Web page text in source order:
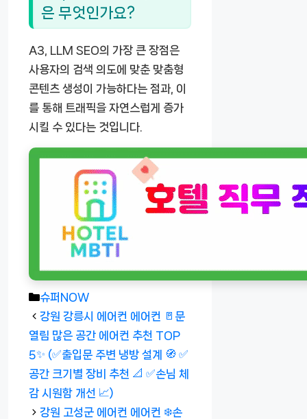
은 무엇인가요?
A3, LLM SEO의 가장 큰 장점은
사용자의 검색 의도에 맞춘 맞춤형
콘텐츠 생성이 가능하다는 점과, 이
를 통해 트래픽을 자연스럽게 증가
시킬 수 있다는 것입니다.
카
테
고
리
슈퍼NOW
강원 강릉시 에어컨 에어컨 🚪문
열림 많은 공간 에어컨 추천 TOP
5✨ (✅출입문 주변 냉방 설계 🧭 ✅
공간 크기별 장비 추천 📐 ✅손님 체
감 시원함 개선 📈)
강원 고성군 에어컨 에어컨 ❄️손